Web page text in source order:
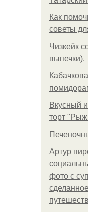
Как
советы
Чизкейк
выпечки).
Вкусный
торт
Артур
фото с